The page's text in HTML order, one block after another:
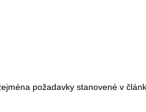
požadavky stanovené v